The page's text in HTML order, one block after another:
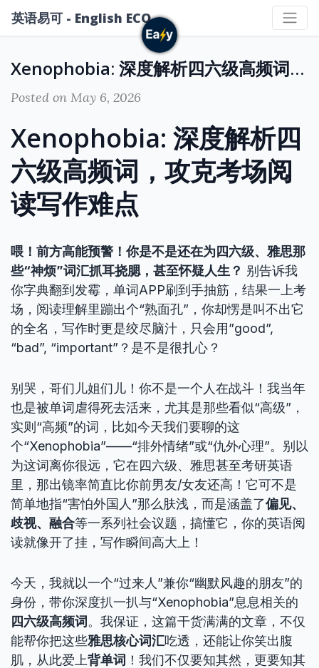
英语易可 - English ECO
Xenophobia: 深度解析四六级高频词，攻克考场阅读写作难点
Posted on May 6, 2026
Xenophobia: 深度解析四
六级高频词，攻克考场阅
读写作难点
喂！前方高能预警！你是不是还在为四六级、雅思那
些“神烦”词汇抓耳挠腮，甚至怀疑人生？ 别告诉我
你字典翻到发霉，单词APP刷到手抽筋，结果一上考
场，阅读理解里蹦出个“熟面孔”，你却愣是叫不出它
的全名，写作时更是绞尽脑汁，只会用”good”,
“bad”, “important”？是不是很扎心？
别哭，哥们儿姐们儿！你不是一个人在战斗！我当年
也是被单词虐得死去活来，尤其是那些看似“高级”，
实则“高频”的词，比如今天我们要聊的这
个“Xenophobia”——“排外情绪”或“仇外心理”。别以
为这词离你很远，它在四六级、雅思甚至考研英语
里，那出镜率简直比你前男友/女友还高！它可不是
简单地指“害怕外国人”那么肤浅，而是涵盖了偏见、
歧视、融合等一系列社会议题，搞懂它，你的英语阅
读就像开了挂，写作瞬间高大上！
今天，我就以一个“过来人”兼你“幽默风趣的朋友”的
身份，带你深度扒一扒与“Xenophobia”息息相关的
四六级高频词 。我保证，这篇干货满满的文章，不仅
能帮你把这些雅思核心词汇吃透，还能让你笑出腹
肌，从此爱上背单词 ！我们不仅要知其然，更要知其